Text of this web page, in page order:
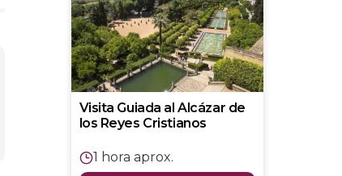
Visita Guiada al Alcázar de
los Reyes Cristianos
1 hora aprox.